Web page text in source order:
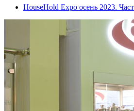
HouseHold Expo осень 2023.